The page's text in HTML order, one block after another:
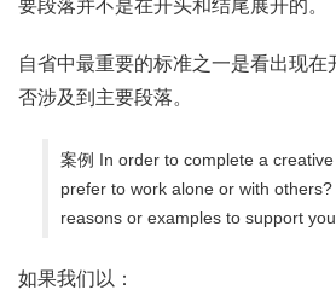
要段落并不是在开头和结尾展开的。
自省中最重要的标准之一是看出现在
否涉及到主要段落。
案例 In order to complete a
prefer to work alone or with
reasons or examples to support
如果我们以：